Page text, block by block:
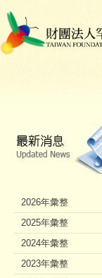
2026年彙整
2025年彙整
2024年彙整
2023年彙整